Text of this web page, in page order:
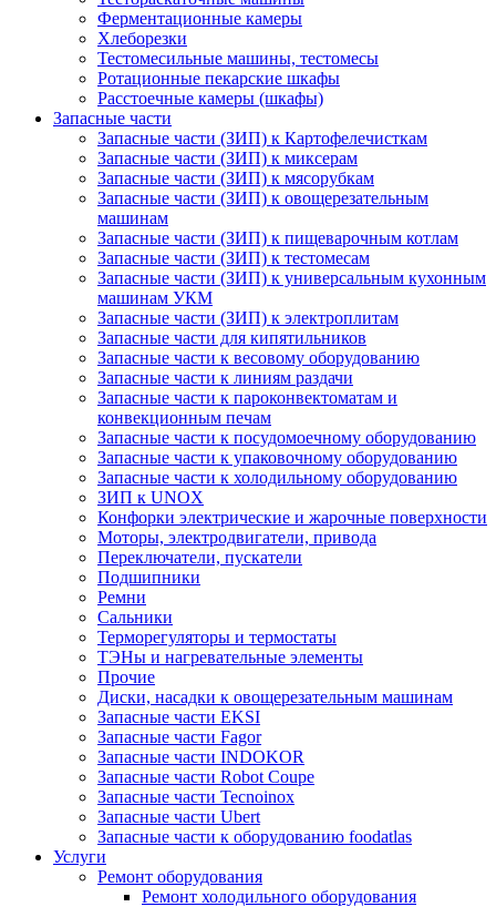
Ферментационные камеры
Хлеборезки
Тестомесильные машины, тестомесы
Ротационные пекарские шкафы
Расстоечные камеры (шкафы)
Запасные части
Запасные части (ЗИП) к Картофелечисткам
Запасные части (ЗИП) к миксерам
Запасные части (ЗИП) к мясорубкам
Запасные части (ЗИП) к овощерезательным
машинам
Запасные части (ЗИП) к пищеварочным котлам
Запасные части (ЗИП) к тестомесам
Запасные части (ЗИП) к универсальным кухонным
машинам УКМ
Запасные части (ЗИП) к электроплитам
Запасные части для кипятильников
Запасные части к весовому оборудованию
Запасные части к линиям раздачи
Запасные части к пароконвектоматам и
конвекционным печам
Запасные части к посудомоечному оборудованию
Запасные части к упаковочному оборудованию
Запасные части к холодильному оборудованию
ЗИП к UNOX
Конфорки электрические и жарочные поверхности
Моторы, электродвигатели, привода
Переключатели, пускатели
Подшипники
Ремни
Сальники
Терморегуляторы и термостаты
ТЭНы и нагревательные элементы
Прочие
Диски, насадки к овощерезательным машинам
Запасные части EKSI
Запасные части Fagor
Запасные части INDOKOR
Запасные части Robot Coupe
Запасные части Tecnoinox
Запасные части Ubert
Запасные части к оборудованию foodatlas
Услуги
Ремонт оборудования
Ремонт холодильного оборудования